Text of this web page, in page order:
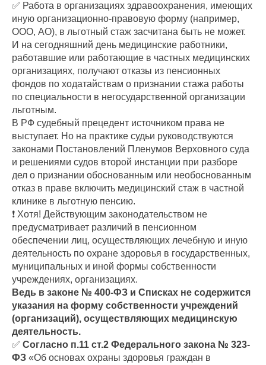
✅ Работа в организациях здравоохранения, имеющих
иную организационно-правовую форму (например,
ООО, АО), в льготный стаж засчитана быть не может.
И на сегодняшний день медицинские работники,
работавшие или работающие в частных медицинских
организациях, получают отказы из пенсионных
фондов по ходатайствам о признании стажа работы
по специальности в негосударственной организации
льготным.
В РФ судебный прецедент источником права не
выступает. Но на практике судьи руководствуются
законами Постановлений Пленумов Верховного суда
и решениями судов второй инстанции при разборе
дел о признании обоснованным или необоснованным
отказ в праве включить медицинский стаж в частной
клинике в льготную пенсию.
❗ Хотя! Действующим законодательством не
предусматривает различий в пенсионном
обеспечении лиц, осуществляющих лечебную и иную
деятельность по охране здоровья в государственных,
муниципальных и иной формы собственности
учреждениях, организациях.
Ведь в законе № 400-ФЗ и Списках не содержится
указания на форму собственности учреждений
(организаций), осуществляющих медицинскую
деятельность.
✅ Согласно п.11 ст.2 Федерального закона № 323-
ФЗ «Об основах охраны здоровья граждан в